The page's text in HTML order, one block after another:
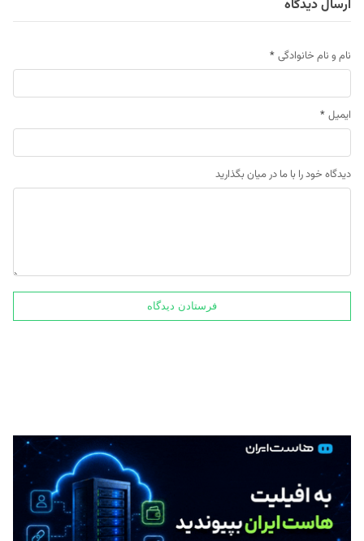
ارسال دیدگاه
نام و نام خانوادگی *
ایمیل *
دیدگاه خود را با ما در میان بگذارید